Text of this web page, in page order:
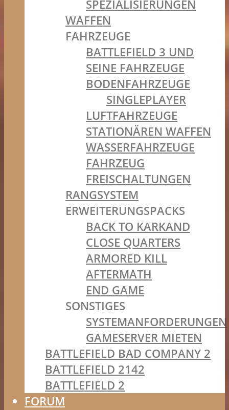
SPEZIALISIERUNGEN
WAFFEN
FAHRZEUGE
BATTLEFIELD 3 UND
SEINE FAHRZEUGE
BODENFAHRZEUGE
SINGLEPLAYER
LUFTFAHRZEUGE
STATIONÄREN WAFFEN
WASSERFAHRZEUGE
FAHRZEUG
FREISCHALTUNGEN
RANGSYSTEM
ERWEITERUNGSPACKS
BACK TO KARKAND
CLOSE QUARTERS
ARMORED KILL
AFTERMATH
END GAME
SONSTIGES
SYSTEMANFORDERUNGEN
GAMESERVER MIETEN
BATTLEFIELD BAD COMPANY 2
BATTLEFIELD 2142
BATTLEFIELD 2
FORUM